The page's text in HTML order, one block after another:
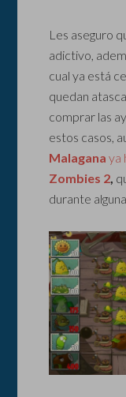
Les aseguro
adictivo,
cual ya está
quedan
comprar las
estos casos,
Malagana ya
Zombies 2,
durante